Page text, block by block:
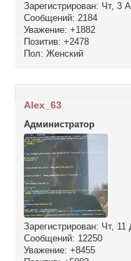
Зарегистрирован: Чт, 3
Сообщений: 2184
Уважение: +1882
Позитив: +2478
Пол: Женский
Alex_63
Администратор
Зарегистрирован: Чт, 11
Сообщений: 12250
Уважение: +8455